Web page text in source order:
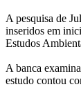
A pesquisa de
inseridos em
Estudos
A banca
estudo contou